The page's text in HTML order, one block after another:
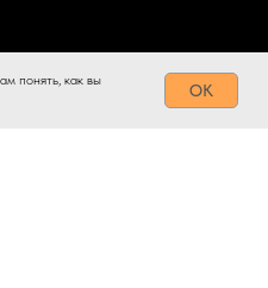
понять, как вы
OK
Tilda